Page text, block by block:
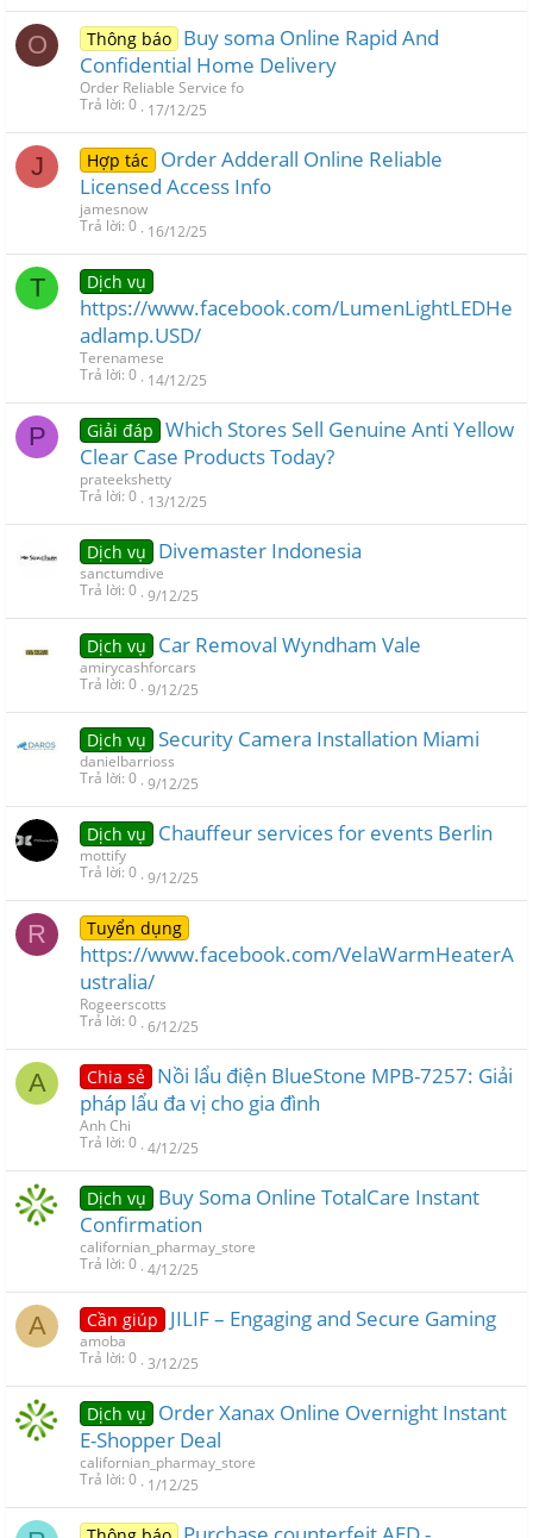
O Thông báo Buy soma Online Rapid And
Confidential Home Delivery
Order Reliable Service fo
Trả lời 0 17/12/25
J Hợp tác
Order Adderall Online Reliable
Licensed Access Info
jamesnow
Trả lời 0 16/12/25
T Dịch vụ
https://www.facebook.com/LumenLightLEDHe
adlamp.USD/
Terenamese
Trả lời 0 14/12/25
P Giải đáp Which Stores Sell Genuine Anti Yellow
Clear Case Products Today?
prateekshetty
Trả lời 0 13/12/25
Dịch vụ Divemaster Indonesia
sanctumdive
Trả lời 0 9/12/25
Dịch vụ Car Removal Wyndham Vale
amirycashforcars
Trả lời 0 9/12/25
Dịch vụ Security Camera Installation Miami
danielbarrioss
Trả lời 0 9/12/25
Dịch vụ Chauffeur services for events Berlin
mottify
Trả lời 0 9/12/25
R Tuyển dụng
https://www.facebook.com/VelaWarmHeaterA
ustralia/
Rogeerscotts
Trả lời 0 6/12/25
A Chia sẻ Nồi lẩu điện BlueStone MPB-7257: Giải
pháp lẩu đa vị cho gia đình
Anh Chi
Trả lời 0 4/12/25
Dịch vụ
Buy Soma Online TotalCare Instant
Confirmation
californian_pharmay_store
Trả lời 0 4/12/25
A Cần giúp JILIF – Engaging and Secure Gaming
amoba
Trả lời 0 3/12/25
Dịch vụ
Order Xanax Online Overnight Instant
E-Shopper Deal
californian_pharmay_store
Trả lời 0 1/12/25